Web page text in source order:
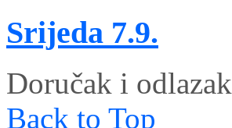
Srijeda 7.9.
Doručak i odlazak
Back to Top